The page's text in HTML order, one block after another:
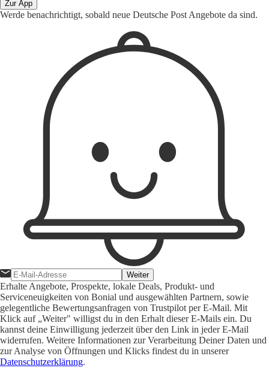
Zur App
Werde benachrichtigt, sobald neue Deutsche Post Angebote da sind.
Weiter
Erhalte Angebote, Prospekte, lokale Deals, Produkt- und
Serviceneuigkeiten von Bonial und ausgewählten Partnern, sowie
gelegentliche Bewertungsanfragen von Trustpilot per E-Mail. Mit
Klick auf „Weiter" willigst du in den Erhalt dieser E-Mails ein. Du
kannst deine Einwilligung jederzeit über den Link in jeder E-Mail
widerrufen. Weitere Informationen zur Verarbeitung Deiner Daten und
zur Analyse von Öffnungen und Klicks findest du in unserer
Datenschutzerklärung.